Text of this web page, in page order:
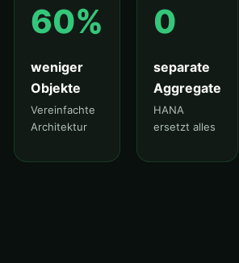
60%
weniger
Objekte
Vereinfachte
Architektur
0
separate
Aggregate
HANA
ersetzt alles